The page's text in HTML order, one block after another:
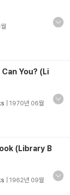
You? (Li
1970년 06월
(Library B
1962년 09월